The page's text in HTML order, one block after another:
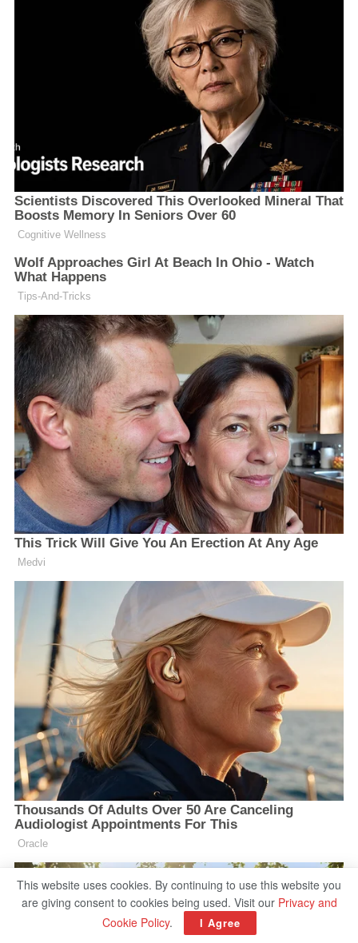
This website uses cookies. By continuing to use this website you
are giving consent to cookies being used. Visit our Privacy and
Cookie Policy. I Agree